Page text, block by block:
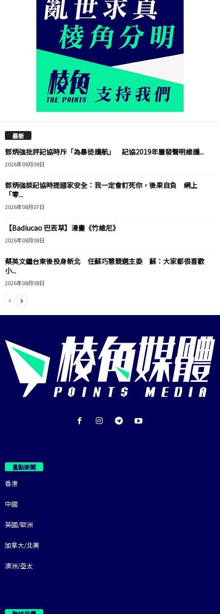
最新
鄧炳強批評記協時斥「為暴徒護航」 記協2019年屢發聲明維護...
2026年08月08日
鄧炳強談記協時提國家安全：我一定會釘死你，後果自負 網上
「零...
2026年08月07日
【Badiucao 巴丟草】漫畫《竹維尼》
2026年08月08日
蔡英文繼台東後投身新北 任蘇巧慧競選主委 蘇：大家都很喜歡
小...
2026年08月08日
重點新聞
香港
中國
英國/歐洲
加拿大/北美
澳洲/亞太